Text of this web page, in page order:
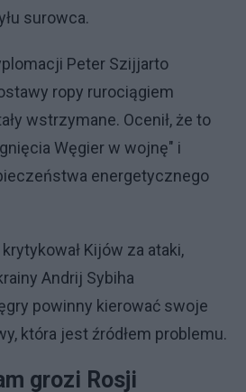
surowca.
Peter Szijjarto
ropy rurociągiem
wstrzymane. Ocenił, że to
Węgier w wojnę" i
energetycznego
Kijów za ataki,
Andrij Sybiha
powinny kierować swoje
która jest źródłem problemu.
grozi Rosji